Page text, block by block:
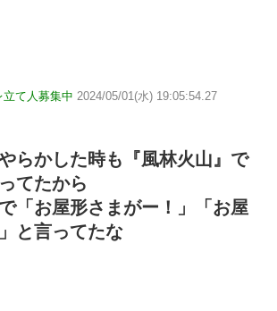
て人募集中 2024/05/01(水) 19:05:54.27
らかした時も『風林火山』で
てたから
「お屋形さまがー！」「お屋
と言ってたな